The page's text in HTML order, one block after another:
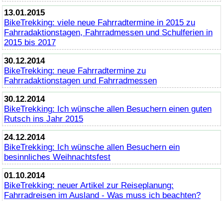
13.01.2015
BikeTrekking: viele neue Fahrradtermine in 2015 zu
Fahrradaktionstagen, Fahrradmessen und Schulferien in
2015 bis 2017
30.12.2014
BikeTrekking: neue Fahrradtermine zu
Fahrradaktionstagen und Fahrradmessen
30.12.2014
BikeTrekking: Ich wünsche allen Besuchern einen guten
Rutsch ins Jahr 2015
24.12.2014
BikeTrekking: Ich wünsche allen Besuchern ein
besinnliches Weihnachtsfest
01.10.2014
BikeTrekking: neuer Artikel zur Reiseplanung:
Fahrradreisen im Ausland - Was muss ich beachten?